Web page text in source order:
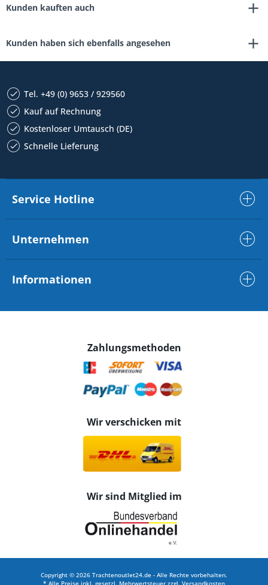
Kunden kauften auch
Kunden haben sich ebenfalls angesehen
Tel. +49 (0) 9653 / 929560
Kauf auf Rechnung
Kostenloser Umtausch (DE)
Schnelle Lieferung
Service Hotline
Unternehmen
Informationen
Zahlungsmethoden
Wir verschicken mit
Wir sind Mitglied im
Copyright © 2026 Trachtenoutlet24.de - Alle Rechte vorbehalten.